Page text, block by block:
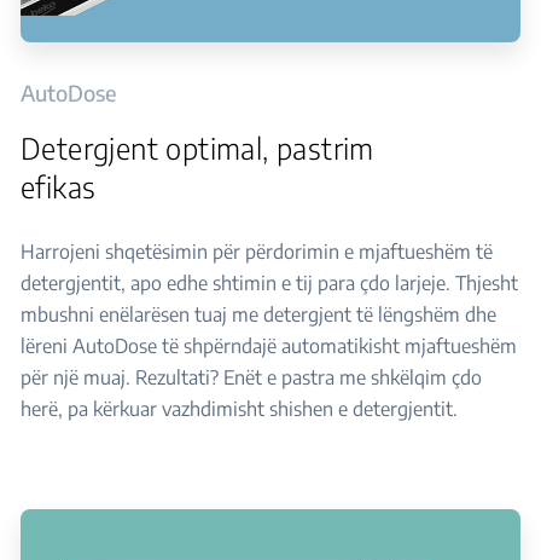
AutoDose
Detergjent optimal, pastrim
efikas
Harrojeni shqetësimin për përdorimin e mjaftueshëm të
detergjentit, apo edhe shtimin e tij para çdo larjeje. Thjesht
mbushni enëlarësen tuaj me detergjent të lëngshëm dhe
lëreni AutoDose të shpërndajë automatikisht mjaftueshëm
për një muaj. Rezultati? Enët e pastra me shkëlqim çdo
herë, pa kërkuar vazhdimisht shishen e detergjentit.